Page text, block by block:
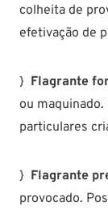
colheita de
efetivação de
} Flagrante
ou
particulares
} Flagrante
provocado.